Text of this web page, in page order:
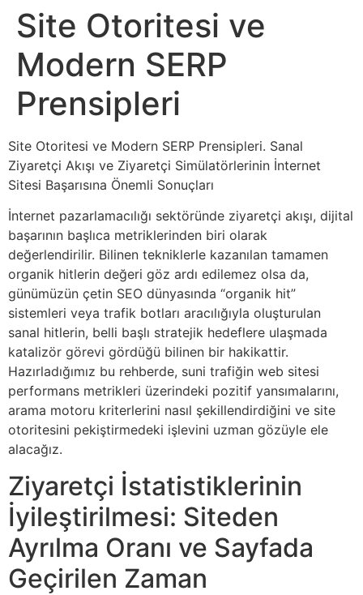
Site Otoritesi ve
Modern SERP
Prensipleri
Site Otoritesi ve Modern SERP Prensipleri. Sanal
Ziyaretçi Akışı ve Ziyaretçi Simülatörlerinin İnternet
Sitesi Başarısına Önemli Sonuçları
İnternet pazarlamacılığı sektöründe ziyaretçi akışı, dijital
başarının başlıca metriklerinden biri olarak
değerlendirilir. Bilinen tekniklerle kazanılan tamamen
organik hitlerin değeri göz ardı edilemez olsa da,
günümüzün çetin SEO dünyasında “organik hit”
sistemleri veya trafik botları aracılığıyla oluşturulan
sanal hitlerin, belli başlı stratejik hedeflere ulaşmada
katalizör görevi gördüğü bilinen bir hakikattir.
Hazırladığımız bu rehberde, suni trafiğin web sitesi
performans metrikleri üzerindeki pozitif yansımalarını,
arama motoru kriterlerini nasıl şekillendirdiğini ve site
otoritesini pekiştirmedeki işlevini uzman gözüyle ele
alacağız.
Ziyaretçi İstatistiklerinin
İyileştirilmesi: Siteden
Ayrılma Oranı ve Sayfada
Geçirilen Zaman